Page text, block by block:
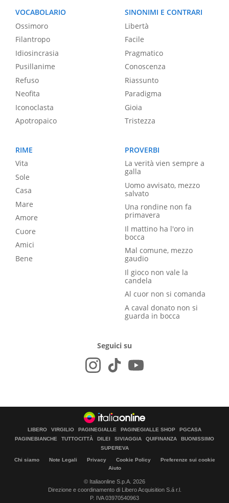
VOCABOLARIO
Ossimoro
Filantropo
Idiosincrasia
Pusillanime
Refuso
Neofita
Iconoclasta
Apotropaico
SINONIMI E CONTRARI
Libertà
Facile
Pragmatico
Conoscenza
Riassunto
Paradigma
Gioia
Tristezza
RIME
Vita
Sole
Casa
Mare
Amore
Cuore
Amici
Bene
PROVERBI
La verità vien sempre a
galla
Uomo avvisato, mezzo
salvato
Una rondine non fa
primavera
Il mattino ha l'oro in
bocca
Mal comune, mezzo
gaudio
Il gioco non vale la
candela
Al cuor non si comanda
A caval donato non si
guarda in bocca
Seguici su
LIBERO VIRGILIO PAGINEGIALLE PAGINEGIALLE SHOP
PGCASA
PAGINEBIANCHE
TUTTOCITTÀ DILEI SIVIAGGIA QUIFINANZA
BUONISSIMO
SUPEREVA
Chi siamo Note Legali Privacy Cookie Policy
Preferenze sui cookie
Aiuto
© Italiaonline S.p.A. 2026
Direzione e coordinamento di Libero Acquisition S.á r.l.
P. IVA 03970540963